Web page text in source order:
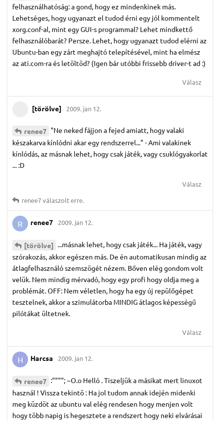
felhasználhatóság: a gond, hogy ez mindenkinek más.
Lehetséges, hogy ugyanazt el tudod érni egy jól kommentelt
xorg.conf-al, mint egy GUI-s programmal? Lehet mindkettő
felhasználóbarát? Persze. Lehet, hogy ugyanazt tudod elérni az
Ubuntu-ban egy zárt meghajtó telepítésével, mint ha elmész
az ati.com-ra és letöltöd? (Igen bár utóbbi frissebb driver-t ad :)
Válasz
[törölve] 2009. jan 12.
renee7 "Ne neked fájjon a fejed amiatt, hogy valaki
készakarva kínlódni akar egy rendszerrel..." - Ami valakinek
kínlódás, az másnak lehet, hogy csak játék, vagy csuklógyakorlat
... :D
Válasz
renee7válaszolt erre.
R renee7 2009. jan 12.
[törölve] ...másnak lehet, hogy csak játék... Ha játék, vagy
szórakozás, akkor egészen más. De én automatikusan mindig az
átlagfelhasználó szemszögét nézem. Bőven elég gondom volt
velük. Nem mindig mérvadó, hogy egy profi hogy oldja meg a
problémát. OFF: Nem véletlen, hogy ha egy új repülőgépet
tesztelnek, akkor a szimulátorba MINDIG átlagos képességű
pilótákat ültetnek.
Válasz
H Harcsa 2009. jan 12.
renee7 :""""; ~O.o Helló . Tiszeljük a másikat mert linuxot
használ ! Vissza tekintö : Ha jol tudom annak idején midenki
meg küzdöt az ubuntu val elég rendesen hogy menjen volt
hogy több napig is hegesztete a rendszert hogy neki elvárásai